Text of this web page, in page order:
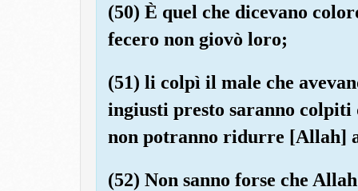
(50) È quel che dicevano
fecero non giovò loro;
(51) li colpì il male che
ingiusti presto saranno colpiti
non potranno ridurre [Allah]
(52) Non sanno forse che